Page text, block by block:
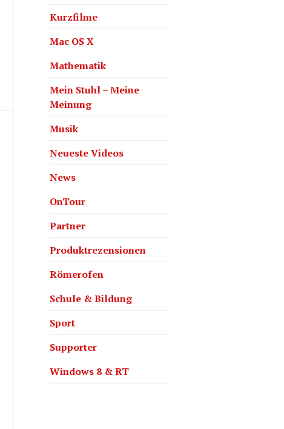
Kurzfilme
Mac OS X
Mathematik
Mein Stuhl – Meine
Meinung
Musik
Neueste Videos
News
OnTour
Partner
Produktrezensionen
Römerofen
Schule & Bildung
Sport
Supporter
Windows 8 & RT